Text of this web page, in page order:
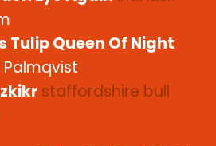
Tulip Queen Of Night
staffordshire bull